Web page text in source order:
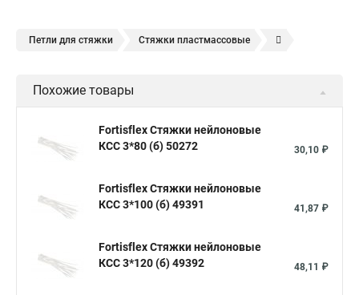
Петли для стяжки Стяжки пластмассовые
Стяжки зажим Хомут стяжка нейлоновая купить в
Стяжка alt Хомуты стяжки труб Стяжки магазин
Стяжки для кабелей металлические
Хомут стяжка это Хомут стяжка саморез
Купить стяжки кабельную
Похожие товары
Fortisflex Стяжки нейлоновые
КСС 3*80 (б) 50272
30,10 ₽
Fortisflex Стяжки нейлоновые
КСС 3*100 (б) 49391
41,87 ₽
Fortisflex Стяжки нейлоновые
КСС 3*120 (б) 49392
48,11 ₽